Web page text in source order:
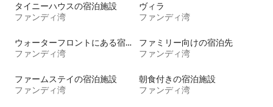
タイニーハウスの宿泊施設
ファンディ湾
ヴィラ
ファンディ湾
ウォーターフロントにある宿泊施設
ファンディ湾
ファミリー向けの宿泊先
ファンディ湾
ファームステイの宿泊施設
ファンディ湾
朝食付きの宿泊施設
ファンディ湾